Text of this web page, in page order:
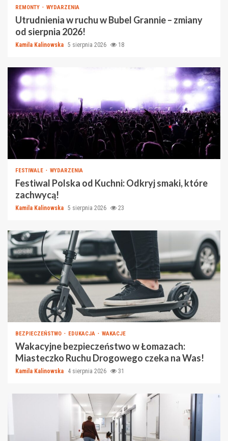
REMONTY WYDARZENIA
Utrudnienia w ruchu w Bubel Grannie – zmiany
od sierpnia 2026!
Kamila Kalinowska 5 sierpnia 2026 18
FESTIWALE WYDARZENIA
Festiwal Polska od Kuchni: Odkryj smaki, które
zachwycą!
Kamila Kalinowska 5 sierpnia 2026 23
BEZPIECZEŃSTWO EDUKACJA WAKACJE
Wakacyjne bezpieczeństwo w Łomazach:
Miasteczko Ruchu Drogowego czeka na Was!
Kamila Kalinowska 4 sierpnia 2026 31